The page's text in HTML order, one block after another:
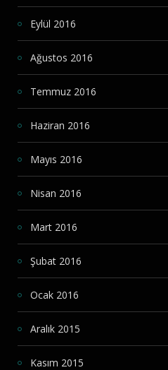
Eylül 2016
Ağustos 2016
Temmuz 2016
Haziran 2016
Mayıs 2016
Nisan 2016
Mart 2016
Şubat 2016
Ocak 2016
Aralık 2015
Kasım 2015